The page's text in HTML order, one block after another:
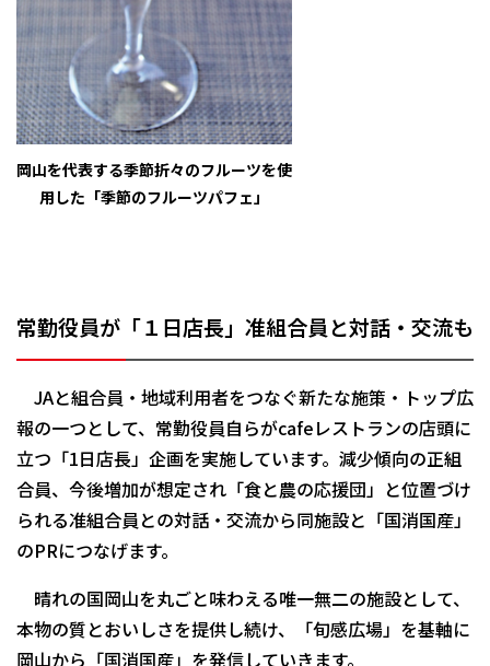
岡山を代表する季節折々のフルーツを使
用した「季節のフルーツパフェ」
常勤役員が「１日店長」准組合員と対話・交流も
JAと組合員・地域利用者をつなぐ新たな施策・トップ広
報の一つとして、常勤役員自らがcafeレストランの店頭に
立つ「1日店長」企画を実施しています。減少傾向の正組
合員、今後増加が想定され「食と農の応援団」と位置づけ
られる准組合員との対話・交流から同施設と「国消国産」
のPRにつなげます。
晴れの国岡山を丸ごと味わえる唯一無二の施設として、
本物の質とおいしさを提供し続け、「旬感広場」を基軸に
岡山から「国消国産」を発信していきます。